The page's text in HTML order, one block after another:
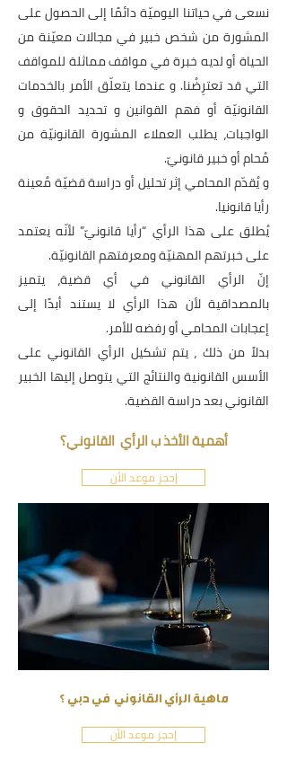
نسعى في حياتنا اليوميّة دائمًا إلى الحصول على
المشورة من شخص خبير في مجالات معيّنة من
الحياة أو لديه خبرة في مواقف مماثلة للمواقف
التي قد تعترِضُنا. و عندما يتعلّق الأمر بالخدمات
القانونيّة أو فهم القوانين و تحديد الحقوق و
الواجبات، يطلب العملاء المشورة القانونيّة من
مُحام أو خبير قانونيّ.
و يُقدّم المحامي إثر تحليل أو دراسة قضيّة مٌعينة
رأيا قانونيا.
يُطلق على هذا الرأي “رأيا قانونيّ” لأنّه يعتمد
على خبرتهم المهنيّة ومعرفتهم القانونيّة.
إنّ الرأي القانوني في أي قضية، يتميز
بالمصداقية لأن هذا الرأي لا يستند أبدًا إلى
إعجابات المحامي أو رفضه للأمر.
بدلاً من ذلك ، يتم تشكيل الرأي القانوني على
الأسس القانونية والنتائج التي يتوصل إليها الخبير
القانوني بعد دراسة القضية.
أهمية الأخذ ب الرأي القانوني؟
إحجز موعد الأن
ماهية الرأي القانوني في دبي ؟
إحجز موعد الأن